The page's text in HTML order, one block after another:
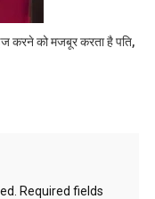
करने को मजबूर करता है पति,
Required fields